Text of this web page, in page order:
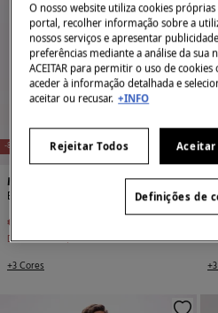
-84%
Milano
Bermuda denim slim
€ 7,99
Desconto€ 42,00
+3 Cores
-
O nosso website utiliza cookies
portal, recolher informação sobre a
nossos serviços e apresentar
preferências mediante a análise da sua
ACEITAR para permitir o uso de
aceder à informação detalhada e
aceitar ou recusar. +INFO
Rejeitar Todos Aceitar
Definições de